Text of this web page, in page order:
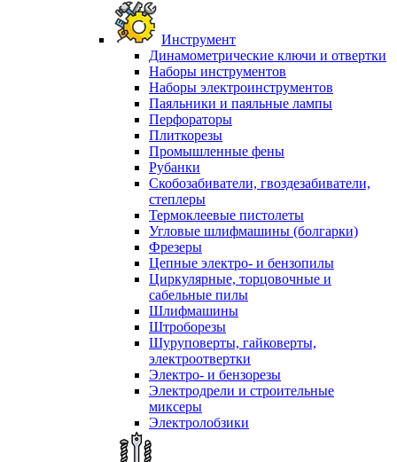
Инструмент
Динамометрические ключи и отвертки
Наборы инструментов
Наборы электроинструментов
Паяльники и паяльные лампы
Перфораторы
Плиткорезы
Промышленные фены
Рубанки
Скобозабиватели, гвоздезабиватели,
степлеры
Термоклеевые пистолеты
Угловые шлифмашины (болгарки)
Фрезеры
Цепные электро- и бензопилы
Циркулярные, торцовочные и
сабельные пилы
Шлифмашины
Штроборезы
Шуруповерты, гайковерты,
электроотвертки
Электро- и бензорезы
Электродрели и строительные
миксеры
Электролобзики